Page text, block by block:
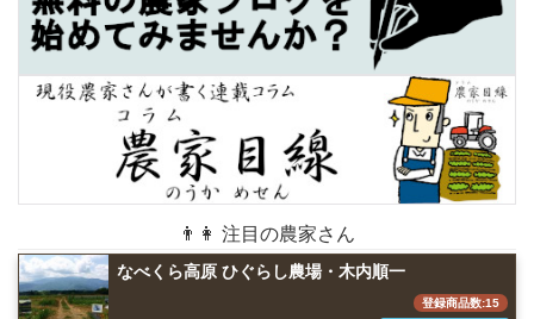
👨👩 注目の農家さん
なべくら高原 ひぐらし農場・木内順一
登録商品数:15